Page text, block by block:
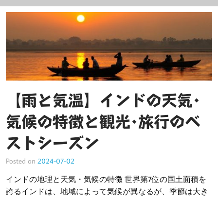
【雨と気温】インドの天気･
気候の特徴と観光･旅行のベ
ストシーズン
Posted on 2024-07-02
インドの地理と天気・気候の特徴 世界第7位の国土面積を
誇るインドは、地域によって気候が異なるが、季節は大き